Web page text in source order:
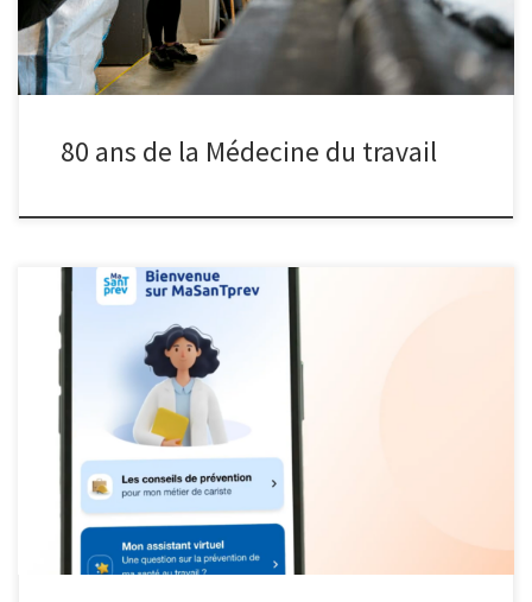
[…]
80 ans de la Médecine du travail
Le réseau Présanse lance MaSanTPrev, une application mobile
dédiée à la prévention en santé au travail. Son objectif ?
Permettre à chaque travailleur d’accéder facilement à des
conseils pour préserver sa santé au quotidien. MaSanTPrev : une
application personnalisée MaSanTPrev : pour les employeurs
Faites de la prévention un levier […]